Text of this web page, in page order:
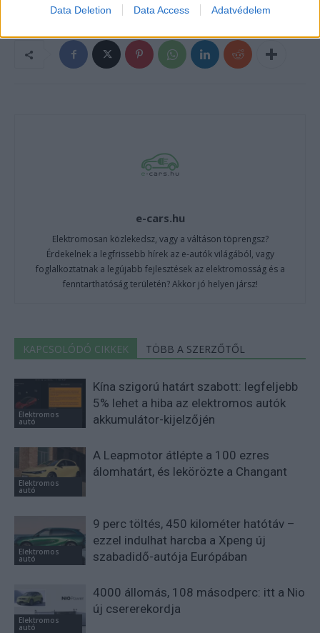
Data Deletion Data Access Adatvédelem
e-cars.hu
Elektromosan közlekedsz, vagy a váltáson töprengsz?
Érdekelnek a legfrissebb hírek az e-autók világából, vagy
foglalkoztatnak a legújabb fejlesztések az elektromosság és a
fenntarthatóság területén? Akkor jó helyen jársz!
KAPCSOLÓDÓ CIKKEK TÖBB A SZERZŐTŐL
Elektromos
autó
Kína szigorú határt szabott: legfeljebb
5% lehet a hiba az elektromos autók
akkumulátor-kijelzőjén
Elektromos
autó
A Leapmotor átlépte a 100 ezres
álomhatárt, és lekörözte a Changant
Elektromos
autó
9 perc töltés, 450 kilométer hatótáv –
ezzel indulhat harcba a Xpeng új
szabadidő-autója Európában
Elektromos
autó
4000 állomás, 108 másodperc: itt a Nio
új csererekordja